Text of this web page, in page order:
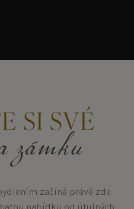
SI SVÉ
zámku
začíná právě zde.